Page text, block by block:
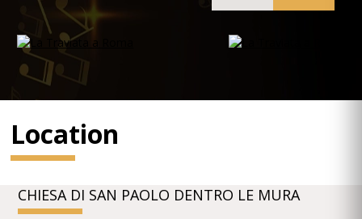
Location
CHIESA DI SAN PAOLO DENTRO LE MURA